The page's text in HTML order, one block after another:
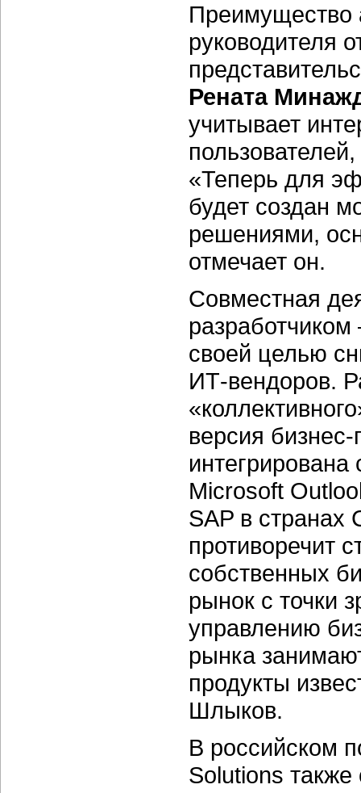
Преимущество
руководителя
Рената
учитывает
«Теперь для
будет создан
решениями,
отмечает он.
Совместная
своей целью
ИТ-вендоров.
версия
Microsoft
SAP в
противоречит
собственных
рынок с точки
управлению
рынка
продукты
Шлыков.
В российском
Solutions также